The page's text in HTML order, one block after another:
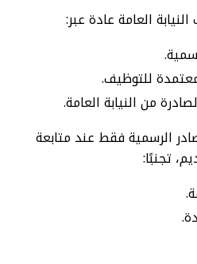
العامة عادة عبر:
للتوظيف.
من النيابة العامة.
الرسمية فقط عند متابعة
تجنبًا: